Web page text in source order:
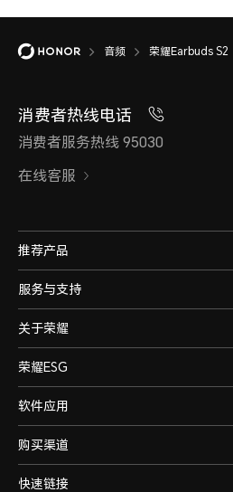
音频 荣耀Earbuds S2
消费者热线电话
消费者服务热线 95030
在线客服
推荐产品
服务与支持
关于荣耀
荣耀ESG
软件应用
购买渠道
快速链接